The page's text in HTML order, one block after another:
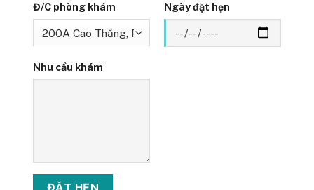
Đ/C phòng khám Ngày đặt hẹn
Nhu cầu khám